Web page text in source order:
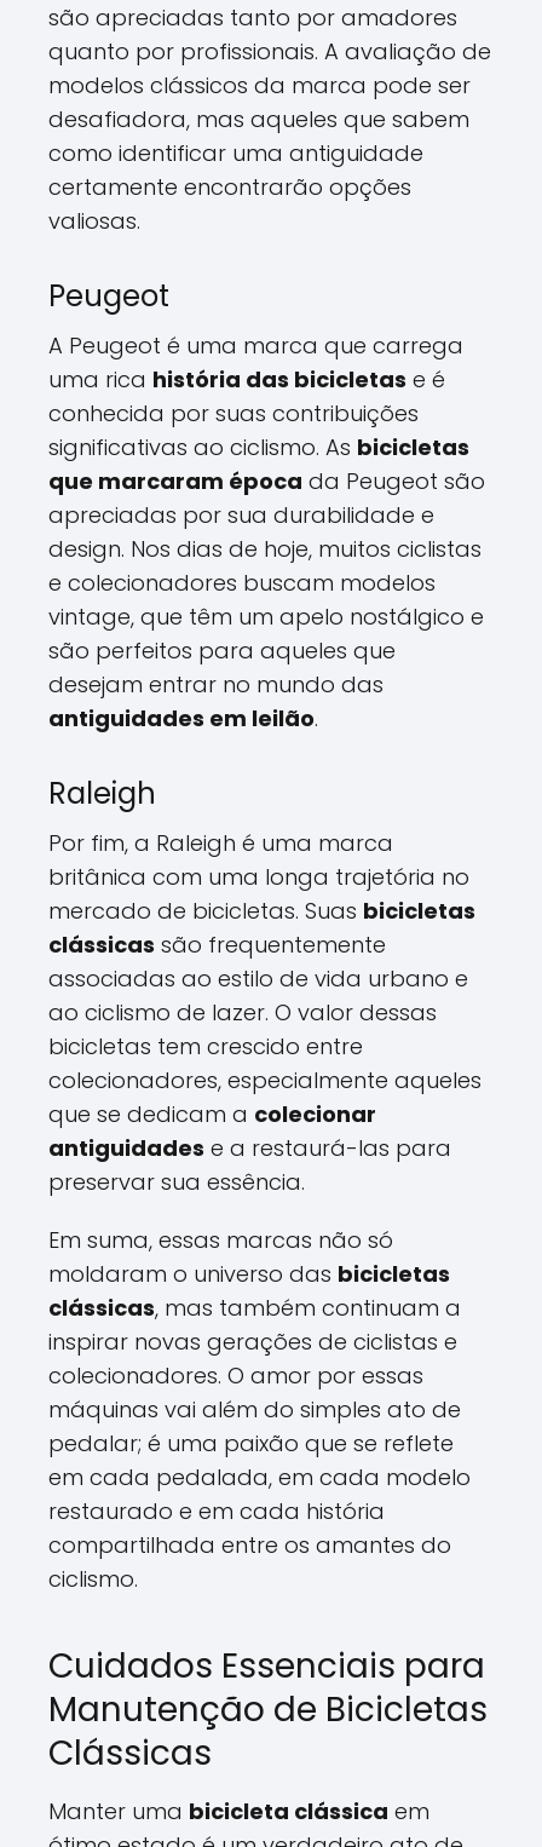
são apreciadas tanto por amadores
quanto por profissionais. A avaliação de
modelos clássicos da marca pode ser
desafiadora, mas aqueles que sabem
como identificar uma antiguidade
certamente encontrarão opções
valiosas.
Peugeot
A Peugeot é uma marca que carrega
uma rica história das bicicletas e é
conhecida por suas contribuições
significativas ao ciclismo. As bicicletas
que marcaram época da Peugeot são
apreciadas por sua durabilidade e
design. Nos dias de hoje, muitos ciclistas
e colecionadores buscam modelos
vintage, que têm um apelo nostálgico e
são perfeitos para aqueles que
desejam entrar no mundo das
antiguidades em leilão.
Raleigh
Por fim, a Raleigh é uma marca
britânica com uma longa trajetória no
mercado de bicicletas. Suas bicicletas
clássicas são frequentemente
associadas ao estilo de vida urbano e
ao ciclismo de lazer. O valor dessas
bicicletas tem crescido entre
colecionadores, especialmente aqueles
que se dedicam a colecionar
antiguidades e a restaurá-las para
preservar sua essência.
Em suma, essas marcas não só
moldaram o universo das bicicletas
clássicas, mas também continuam a
inspirar novas gerações de ciclistas e
colecionadores. O amor por essas
máquinas vai além do simples ato de
pedalar; é uma paixão que se reflete
em cada pedalada, em cada modelo
restaurado e em cada história
compartilhada entre os amantes do
ciclismo.
Cuidados Essenciais para
Manutenção de Bicicletas
Clássicas
Manter uma bicicleta clássica em